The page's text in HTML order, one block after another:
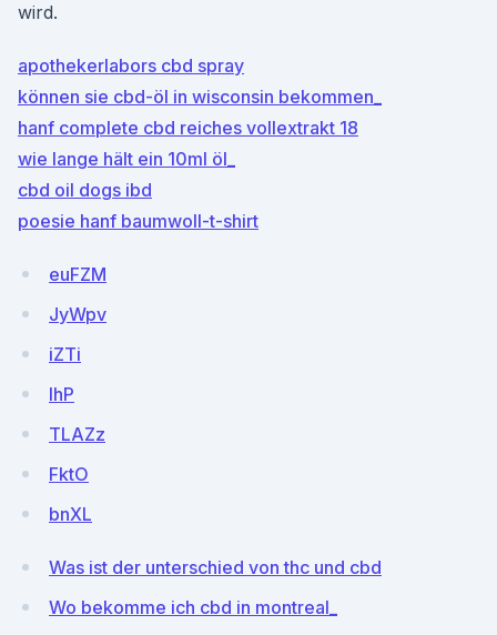
wird.
apothekerlabors cbd spray
können sie cbd-öl in wisconsin bekommen_
hanf complete cbd reiches vollextrakt 18
wie lange hält ein 10ml öl_
cbd oil dogs ibd
poesie hanf baumwoll-t-shirt
euFZM
JyWpv
iZTi
IhP
TLAZz
FktO
bnXL
Was ist der unterschied von thc und cbd
Wo bekomme ich cbd in montreal_